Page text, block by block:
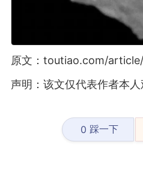
原文：toutiao.com/
声明：该文仅代表作者本人
0 踩一下